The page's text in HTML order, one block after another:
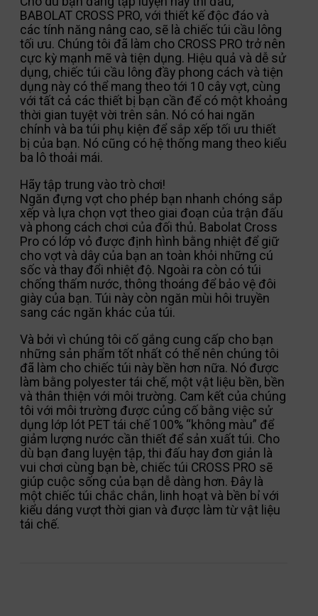
BABOLAT CROSS PRO, với thiết kế độc đáo và
các tính năng nâng cao, sẽ là chiếc túi cầu lông
tối ưu. Chúng tôi đã làm cho CROSS PRO trở nên
cực kỳ mạnh mẽ và tiện dụng. Hiệu quả và dễ sử
dụng, chiếc túi cầu lông đầy phong cách và tiện
dụng này có thể mang theo tới 10 cây vợt, cùng
với tất cả các thiết bị bạn cần để có một khoảng
thời gian tuyệt vời trên sân. Nó có hai ngăn
chính và ba túi phụ kiện để sắp xếp tối ưu thiết
bị của bạn. Nó cũng có hệ thống mang theo kiểu
ba lô thoải mái.
Hãy tập trung vào trò chơi!
Ngăn đựng vợt cho phép bạn nhanh chóng sắp
xếp và lựa chọn vợt theo giai đoạn của trận đấu
và phong cách chơi của đối thủ. Babolat Cross
Pro có lớp vỏ được định hình bằng nhiệt để giữ
cho vợt và dây của bạn an toàn khỏi những cú
sốc và thay đổi nhiệt độ. Ngoài ra còn có túi
chống thấm nước, thông thoáng để bảo vệ đôi
giày của bạn. Túi này còn ngăn mùi hôi truyền
sang các ngăn khác của túi.
Và bởi vì chúng tôi cố gắng cung cấp cho bạn
những sản phẩm tốt nhất có thể nên chúng tôi
đã làm cho chiếc túi này bền hơn nữa. Nó được
làm bằng polyester tái chế, một vật liệu bền, bền
và thân thiện với môi trường. Cam kết của chúng
tôi với môi trường được củng cố bằng việc sử
dụng lớp lót PET tái chế 100% “không màu” để
giảm lượng nước cần thiết để sản xuất túi. Cho
dù bạn đang luyện tập, thi đấu hay đơn giản là
vui chơi cùng bạn bè, chiếc túi CROSS PRO sẽ
giúp cuộc sống của bạn dễ dàng hơn. Đây là
một chiếc túi chắc chắn, linh hoạt và bền bỉ với
kiểu dáng vượt thời gian và được làm từ vật liệu
tái chế.